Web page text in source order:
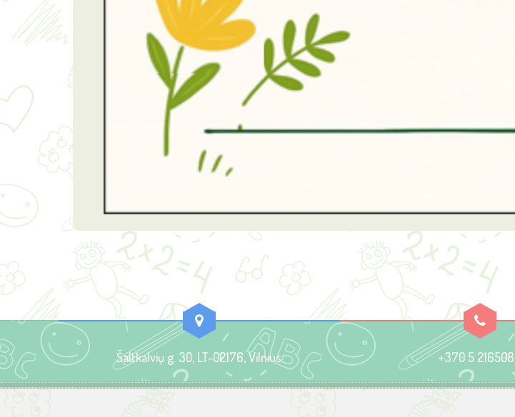
Šaltkalvių g. 30, LT-02176, Vilnius +370 5